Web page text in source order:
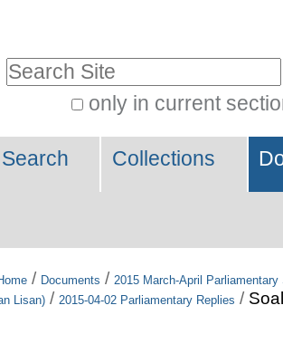
only in current
Search Collections
/ Documents / 2015 March-April Parliamentary
Lisan) / 2015-04-02 Parliamentary Replies /